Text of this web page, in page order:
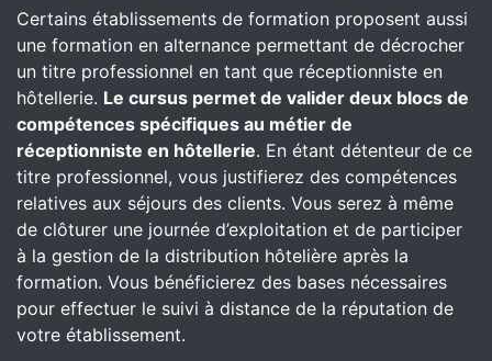
Certains établissements de formation proposent aussi
une formation en alternance permettant de décrocher
un titre professionnel en tant que réceptionniste en
hôtellerie. Le cursus permet de valider deux blocs de
compétences spécifiques au métier de
réceptionniste en hôtellerie. En étant détenteur de ce
titre professionnel, vous justifierez des compétences
relatives aux séjours des clients. Vous serez à même
de clôturer une journée d’exploitation et de participer
à la gestion de la distribution hôtelière après la
formation. Vous bénéficierez des bases nécessaires
pour effectuer le suivi à distance de la réputation de
votre établissement.